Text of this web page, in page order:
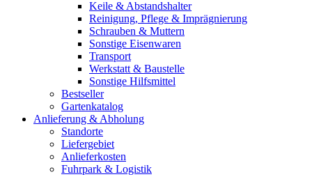
Keile & Abstandshalter
Reinigung, Pflege & Imprägnierung
Schrauben & Muttern
Sonstige Eisenwaren
Transport
Werkstatt & Baustelle
Sonstige Hilfsmittel
Bestseller
Gartenkatalog
Anlieferung & Abholung
Standorte
Liefergebiet
Anlieferkosten
Fuhrpark & Logistik